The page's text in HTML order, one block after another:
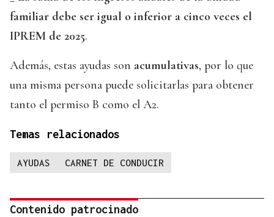
familiar debe ser igual o inferior a cinco veces el
IPREM de 2025.
Además, estas ayudas son acumulativas, por lo que
una misma persona puede solicitarlas para obtener
tanto el permiso B como el A2.
Temas relacionados
AYUDAS CARNET DE CONDUCIR
Contenido patrocinado